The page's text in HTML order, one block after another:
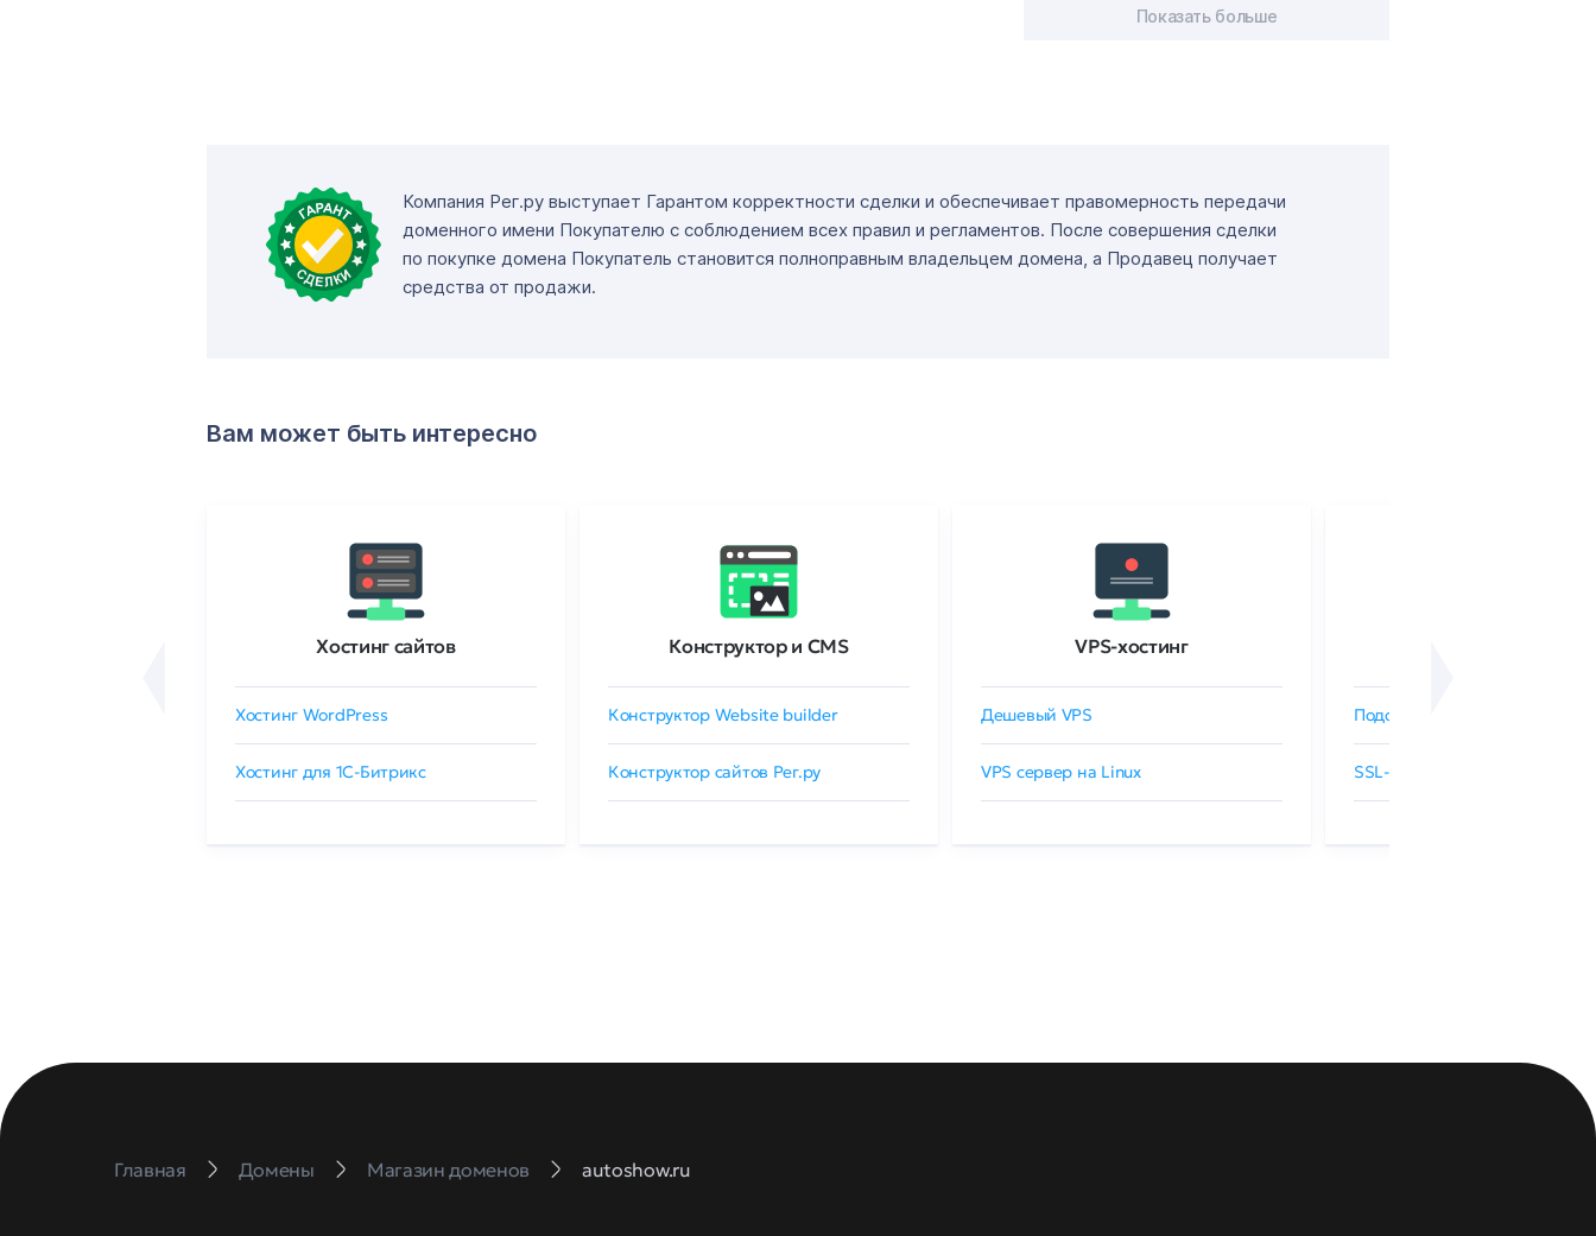
Показать больше
Компания Рег.ру выступает Гарантом корректности сделки и обеспечивает правомерность передачи
доменного имени Покупателю с соблюдением всех правил и регламентов. После совершения сделки
по покупке домена Покупатель становится полноправным владельцем домена, а Продавец получает
средства от продажи.
Вам может быть интересно
Хостинг сайтов
Хостинг WordPress
Хостинг для 1C-Битрикс
Конструктор и CMS
Конструктор Website builder
Конструктор сайтов Рег.ру
VPS-хостинг
Дешевый VPS
VPS сервер на Linux
Подобрать SSL-сертификат
SSL-сертификаты GlobalSign
Главная Домены Магазин доменов autoshow.ru